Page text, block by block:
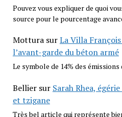
Pouvez vous expliquer de quoi
source pour le pourcentage
MotturasurLa Villa
l’avant-garde du béton armé
Le symbole de 14% des émissions
Belliersur Sarah Rhea,
et tzigane
Très bel article qui représente